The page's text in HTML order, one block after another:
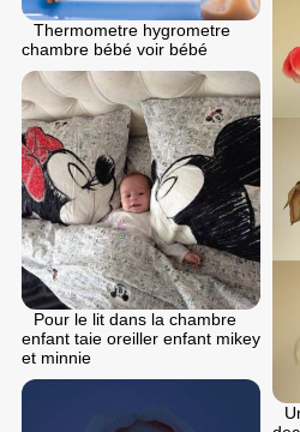
Thermometre hygrometre
chambre bébé voir bébé
Pour le lit dans la chambre
enfant taie oreiller enfant mikey
et minnie